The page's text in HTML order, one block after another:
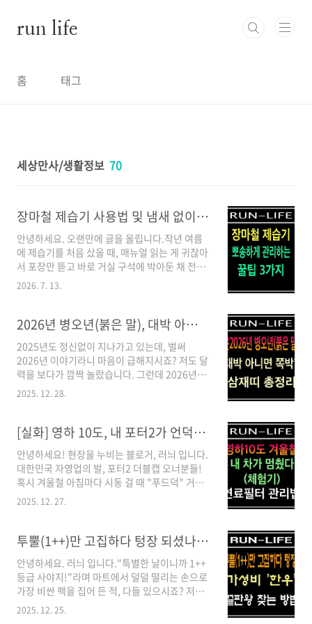
run life
홈 태그
세상만사/생활정보 70
장마철 제습기 사용법 및 냄새 없이 뽀송하게 관리하는 꿀팁 3가지
안녕하세요. 오랜만에 글을 올립니다.작년 여름
에 제습기를 처음 샀을 때, 매뉴얼 읽는 게 귀찮아
서 포장만 뜯고 바로 거실 구석에 박아둔 채 전원
을 켰습니다. 창문은 시원하게 다 열어두고요. 며
줄 알았죠. 나중에 설명서 보고 제 무지함에 헛웃
음이 났네요... 알고 보니 제습기 탓이 아니라 저
의 잘못된 사용법 때문이었습니다. 제대로 된 장
마철 제습기 사용법을 모르면 비싼 기계를 두고
도 전기요금만 날리게 되더라고요. 저처럼 시행
착오 겪지 마시라고, 전기요금은 줄이고 뽀송함
고효율 가전 환급 혜택까지 당장 써먹을 수 있는
알짜 팁..
2026. 7. 13.
2026년 병오년(붉은 말), 대박 아니면 쪽박? 삼재띠 총정리
2025년도 정신없이 지나가고 있는데, 벌써
2026년 이야기라니 마음이 급해지시죠? 저도 달
력을 보다가 깜짝 놀랐습니다. 그런데 2026년이
보통 해가 아니라고 하더라고요.60년 만에 돌아
띠'의 흐름까지. 미리 알아두면 마음 편한 정보들
만 쏙 뽑아서 정리해 드릴게요. (미신이라기보단,
비 올 때 우산 챙기는 마음으로 가볍게 읽어주세
요!) 1. 2026년, 왜 '적토마'의 해일까?2026년은
육십갑자로 병오년(丙午年) 입니다.여기서 '병
(丙)'은 붉은 불(Fire)을, '오(午)'는 말(Horse)을
기의 특징..
2025. 12. 28.
[실화] 영하 10도, 내 포터2가 언덕에서 멈췄다 (겨울철 연료 필터 관리의 중요성)
안녕하세요! 현장을 누비는 블로거, 러늬 입니다.
대한민국 자영업의 발, 포터2 더블캡 오너분들!
혹시 겨울철 아침마다 시동 걸 때 "푸드덕" 거리
는 소리에 가슴 졸인 적 없으신가요? 어제(12월
퍼져버린 것이죠. 포터는 기름만 넣으면 간다"는
말은 옛말입니다. 겨울철 연료필터 관리 안 하면
저처럼 길바닥에 멈춰 섭니다.1. 전조 증상: "차
가 왜 이렇게 안 나가지?" (찐빠의 시작)사건의
발단은 크리스마스(12/25) 당일이었습니다. 평
소처럼 시동을 거는데 RPM 바늘이 미세하게 위
2025. 12. 27.
투뿔(1++)만 고집하다 텅장 되셨나요? '가성비 한우' 끝판왕 찾는 법
안녕하세요. 러늬 입니다."특별한 날이니까 1++
등급 사야지!"라며 마트에서 덜덜 떨리는 손으로
가장 비싼 팩을 집어 든 적, 다들 있으시죠? 저도
부모님 생신상 차릴 때마다 그랬습니다. 그런데
정육점 사장님과 친해지고 나서 알게 된 충격적
2025. 12. 25.